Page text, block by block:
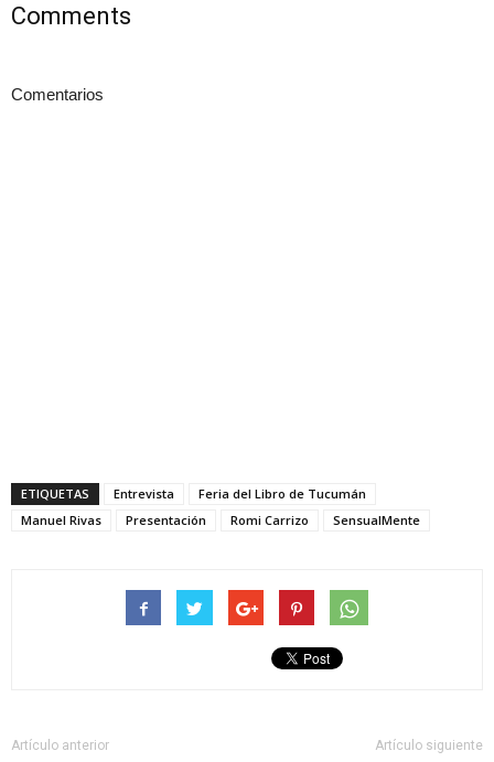
Comments
Comentarios
ETIQUETAS Entrevista
Feria del Libro de Tucumán
Manuel Rivas
Presentación Romi Carrizo SensualMente
Artículo anterior Artículo siguiente